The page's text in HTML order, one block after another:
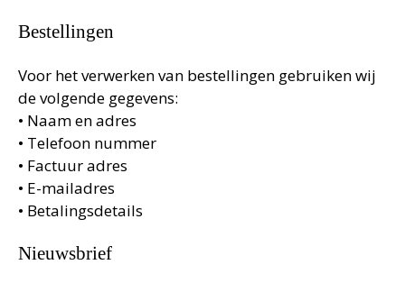
Bestellingen
Voor het verwerken van bestellingen gebruiken wij
de volgende gegevens:
• Naam en adres
• Telefoon nummer
• Factuur adres
• E-mailadres
• Betalingsdetails
Nieuwsbrief